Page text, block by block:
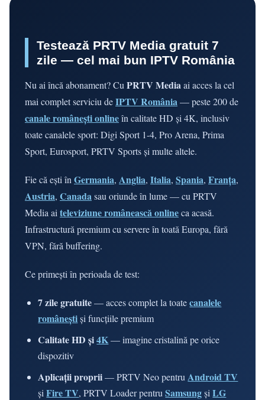
Testează PRTV Media gratuit 7
zile — cel mai bun IPTV România
Nu ai încă abonament? Cu PRTV Mediaai acces la cel
mai complet serviciu deIPTV România— peste 200 de
canale românești onlineîn calitate HD și 4K, inclusiv
toate canalele sport: Digi Sport 1-4, Pro Arena, Prima
Sport, Eurosport, PRTV Sports și multe altele.
Fie că ești în Germania, Anglia, Italia, Spania, Franța,
Austria, Canadasau oriunde în lume — cu PRTV
Media ai televiziune românească onlineca acasă.
Infrastructură premium cu servere în toată Europa, fără
VPN, fără buffering.
Ce primești în perioada de test:
7 zile gratuite— acces complet la toatecanalele
româneștiși funcțiile premium
Calitate HD și4K— imagine cristalină pe orice
dispozitiv
Aplicații proprii— PRTV Neo pentru Android TV
șiFire TV, PRTV Loader pentruSamsungșiLG